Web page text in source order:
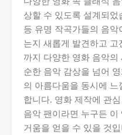
상할 수 있도록 설계되
등 유명 작곡가들의 음
는지 새롭게 발견하고
까지 다양한 영화 음악
순한 음악 감상을 넘어
의 아름다움을 동시에
합니다. 영화 제작에 관
음악 팬이라면 누구든
거움을 얻을 수 있을 것